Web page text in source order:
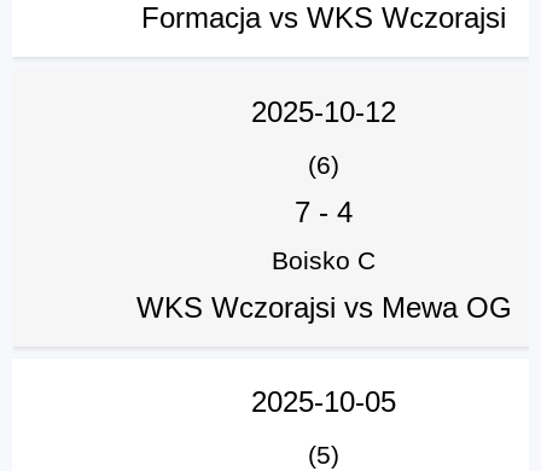
Formacja vs WKS Wczorajsi
2025-10-12
(6)
7 - 4
Boisko C
WKS Wczorajsi vs Mewa OG
2025-10-05
(5)